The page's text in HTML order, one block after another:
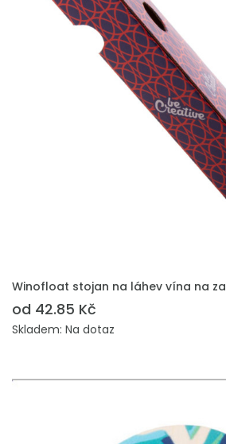
PŘIDAT DO POPTÁVKY
Winofloat stojan na láhev vína na
od 42.85 Kč
Skladem: Na dotaz